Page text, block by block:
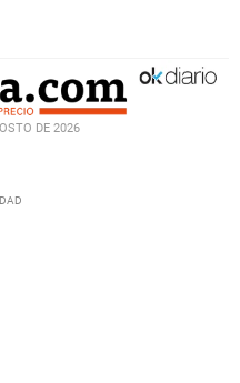
DE 2026